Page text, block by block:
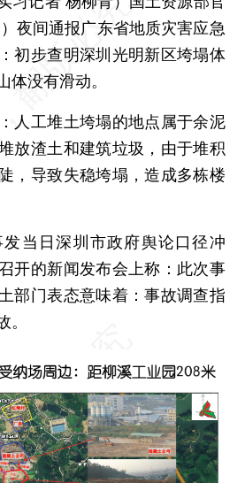
夜间通报广东省地质灾害应急
初步查明深圳光明新区垮塌体
体没有滑动。
工堆土垮塌的地点属于余泥
放渣土和建筑垃圾，由于堆积
，导致失稳垮塌，造成多栋楼
日深圳市政府舆论口径冲
开的新闻发布会上称：此次事
部门表态意味着：事故调查指
。